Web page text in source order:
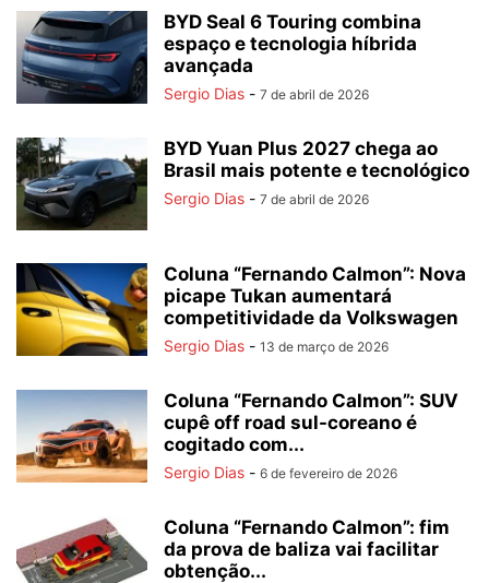
BYD Seal 6 Touring combina
espaço e tecnologia híbrida
avançada
Sergio Dias - 7 de abril de 2026
BYD Yuan Plus 2027 chega ao
Brasil mais potente e tecnológico
Sergio Dias - 7 de abril de 2026
Coluna “Fernando Calmon”: Nova
picape Tukan aumentará
competitividade da Volkswagen
Sergio Dias - 13 de março de 2026
Coluna “Fernando Calmon”: SUV
cupê off road sul-coreano é
cogitado com...
Sergio Dias - 6 de fevereiro de 2026
Coluna “Fernando Calmon”: fim
da prova de baliza vai facilitar
obtenção...